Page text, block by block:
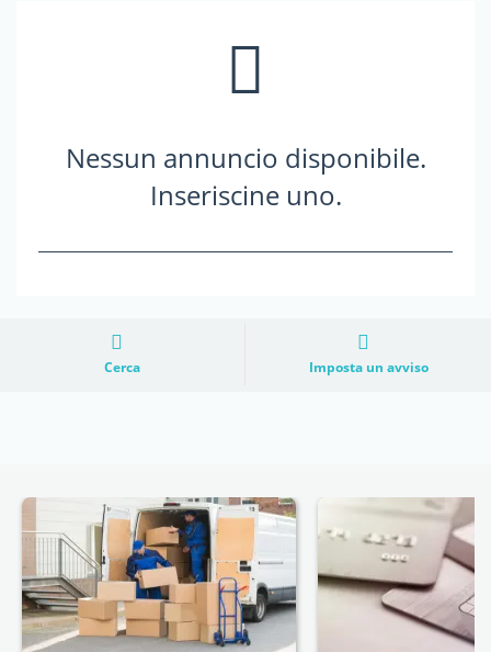
Nessun annuncio disponibile.
Inseriscine uno.
Cerca Imposta un avviso